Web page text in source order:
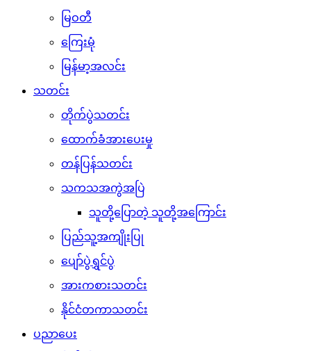
မြဝတီ
ကြေးမုံ
မြန်မာ့အလင်း
သတင်း
တိုက်ပွဲသတင်း
ထောက်ခံအားပေးမှု
တန်ပြန်သတင်း
သကသအကွဲအပြဲ
သူတို့ပြောတဲ့ သူတို့အကြောင်း
ပြည်သူ့အကျိုးပြု
ပျော်ပွဲရွှင်ပွဲ
အားကစားသတင်း
နိုင်ငံတကာသတင်း
ပညာပေး